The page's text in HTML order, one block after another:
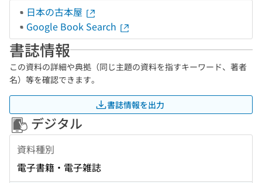
日本の古本屋
Google Book Search
書誌情報
この資料の詳細や典拠（同じ主題の資料を指すキーワード、著者
名）等を確認できます。
書誌情報を出力
デジタル
資料種別
電子書籍・電子雑誌